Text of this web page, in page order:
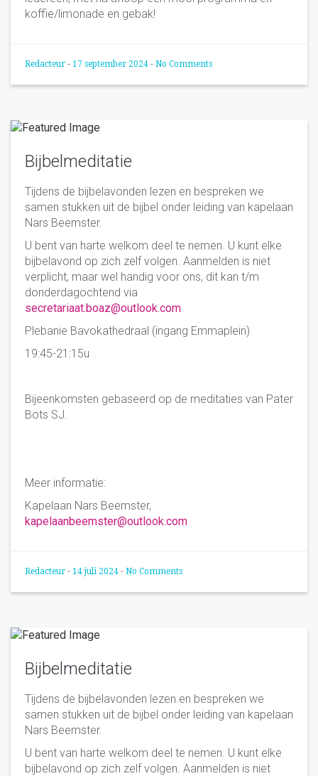
koffie/limonade en gebak!
Redacteur - 17 september 2024 - No Comments
Bijbelmeditatie
Tijdens de bijbelavonden lezen en bespreken we
samen stukken uit de bijbel onder leiding van kapelaan
Nars Beemster.
U bent van harte welkom deel te nemen. U kunt elke
bijbelavond op zich zelf volgen. Aanmelden is niet
verplicht, maar wel handig voor ons, dit kan t/m
donderdagochtend via
secretariaat.boaz@outlook.com
Plebanie Bavokathedraal (ingang Emmaplein)
19:45-21:15u
Bijeenkomsten gebaseerd op de meditaties van Pater
Bots SJ.
Meer informatie:
Kapelaan Nars Beemster,
kapelaanbeemster@outlook.com
Redacteur - 14 juli 2024 - No Comments
Bijbelmeditatie
Tijdens de bijbelavonden lezen en bespreken we
samen stukken uit de bijbel onder leiding van kapelaan
Nars Beemster.
U bent van harte welkom deel te nemen. U kunt elke
bijbelavond op zich zelf volgen. Aanmelden is niet